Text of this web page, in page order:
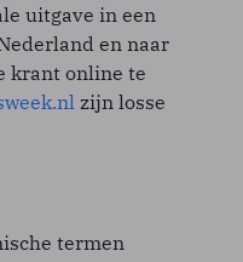
uitgave in een
en naar
krant online te
zijn losse
termen